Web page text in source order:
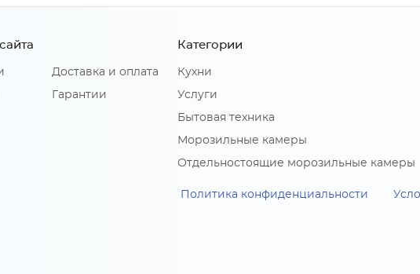
Доставка и оплата
Гарантии
Категории
Кухни
Услуги
Бытовая техника
Морозильные камеры
Отдельностоящие морозильные камеры
Политика конфиденциальности